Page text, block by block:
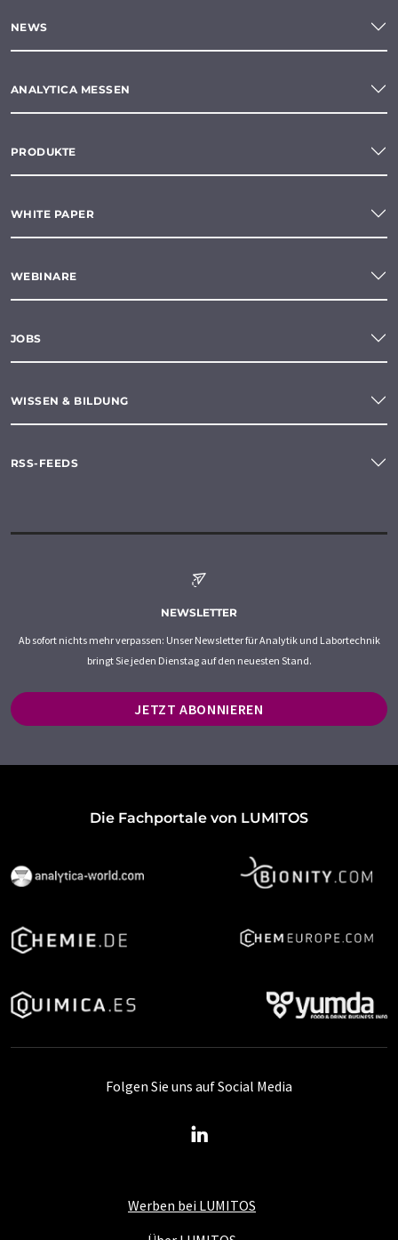
NEWS
ANALYTICA MESSEN
PRODUKTE
WHITE PAPER
WEBINARE
JOBS
WISSEN & BILDUNG
RSS-FEEDS
NEWSLETTER
Ab sofort nichts mehr verpassen: Unser Newsletter für Analytik und Labortechnik
bringt Sie jeden Dienstag auf den neuesten Stand.
JETZT ABONNIEREN
Die Fachportale von LUMITOS
Werben bei LUMITOS
Folgen Sie uns auf Social Media